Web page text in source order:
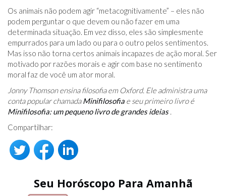
Os animais não podem agir “metacognitivamente” – eles não
podem perguntar o que devem ou não fazer em uma
determinada situação. Em vez disso, eles são simplesmente
empurrados para um lado ou para o outro pelos sentimentos.
Mas isso não torna certos animais incapazes de ação moral. Ser
motivado por razões morais e agir com base no sentimento
moral faz de você um ator moral.
Jonny Thomson ensina filosofia em Oxford. Ele administra uma
conta popular chamadaMinifilosofia e seu primeiro livro é
Minifilosofia: um pequeno livro de grandes ideias .
Compartilhar:
Seu Horóscopo Para Amanhã